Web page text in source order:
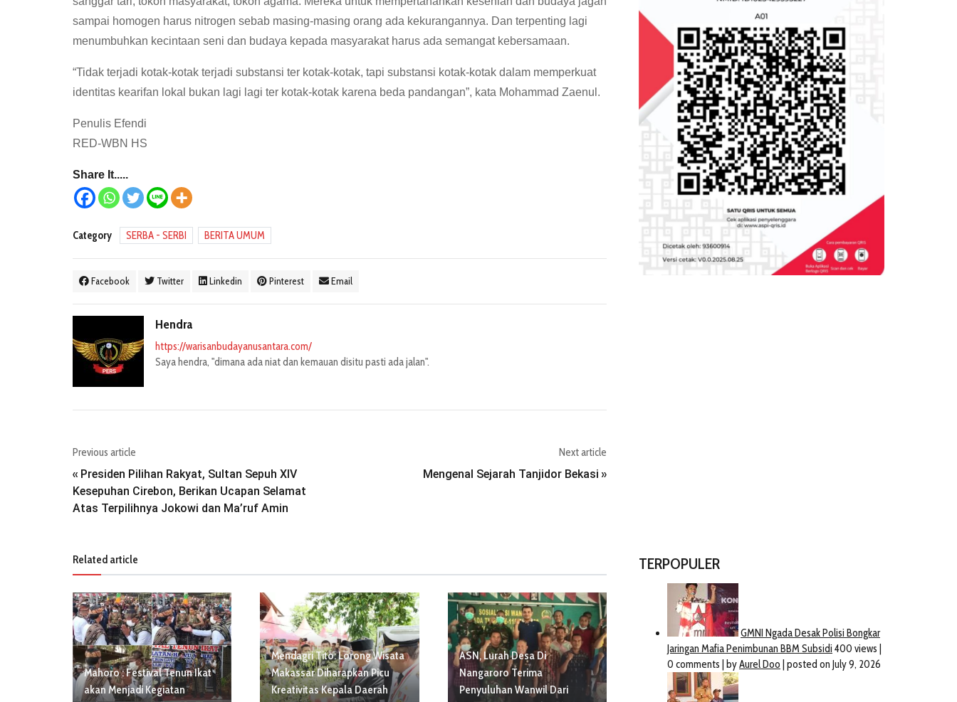
sampai homogen harus nitrogen sebab masing-masing orang ada kekurangannya. Dan terpenting lagi
menumbuhkan kecintaan seni dan budaya kepada masyarakat harus ada semangat kebersamaan.
“Tidak terjadi kotak-kotak terjadi substansi ter kotak-kotak, tapi substansi kotak-kotak dalam memperkuat
identitas kearifan lokal bukan lagi lagi ter kotak-kotak karena beda pandangan”, kata Mohammad Zaenul.
Penulis Efendi
RED-WBN HS
Share It.....
Category SERBA - SERBI BERITA UMUM
Facebook Twitter Linkedin Pinterest Email
Hendra
https://warisanbudayanusantara.com/
Saya hendra, "dimana ada niat dan kemauan disitu pasti ada jalan".
Previous article
« Presiden Pilihan Rakyat, Sultan Sepuh XIV
Kesepuhan Cirebon, Berikan Ucapan Selamat
Atas Terpilihnya Jokowi dan Ma’ruf Amin
Next article
Mengenal Sejarah Tanjidor Bekasi »
Related article
Mahoro : Festival Tenun Ikat
akan Menjadi Kegiatan
Mendagri Tito: Lorong Wisata
Makassar Diharapkan Picu
Kreativitas Kepala Daerah
ASN, Lurah Desa Di
Nangaroro Terima
Penyuluhan Wanwil Dari
Diterjang Ombak Besar, Kapal
Nelayan Terbalik Di Perairan
Juntinyuat Indramayu. 4 Abk
Tanah Hak Pakai Desa Di
TERPOPULER